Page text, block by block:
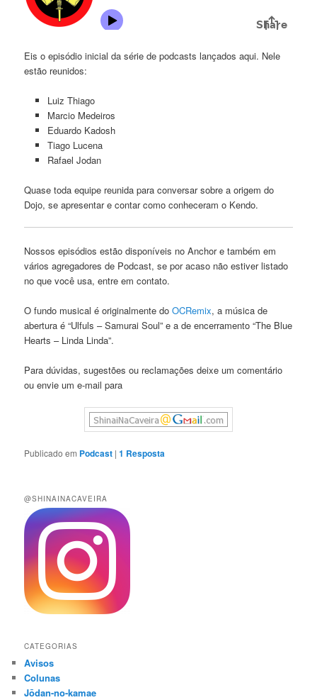
Eis o episódio inicial da série de podcasts lançados aqui. Nele
estão reunidos:
Luiz Thiago
Marcio Medeiros
Eduardo Kadosh
Tiago Lucena
Rafael Jodan
Quase toda equipe reunida para conversar sobre a origem do
Dojo, se apresentar e contar como conheceram o Kendo.
Nossos episódios estão disponíveis no Anchor e também em
vários agregadores de Podcast, se por acaso não estiver listado
no que você usa, entre em contato.
O fundo musical é originalmente doOCRemix, a música de
abertura é “Ulfuls – Samurai Soul” e a de encerramento “The Blue
Hearts – Linda Linda”.
Para dúvidas, sugestões ou reclamações deixe um comentário
ou envie um e-mail para
Publicado em Podcast |1 Resposta
@SHINAINACAVEIRA
CATEGORIAS
Avisos
Colunas
Jōdan-no-kamae